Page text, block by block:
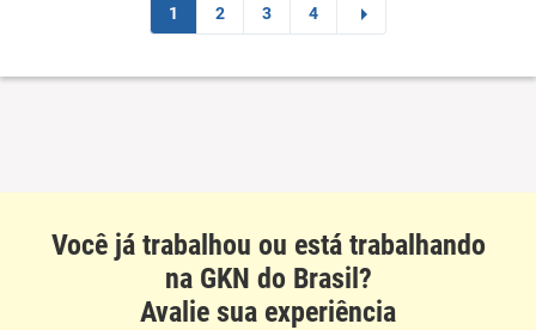
1 2 3 4
Você já trabalhou ou está trabalhando
na GKN do Brasil?
Avalie sua experiência